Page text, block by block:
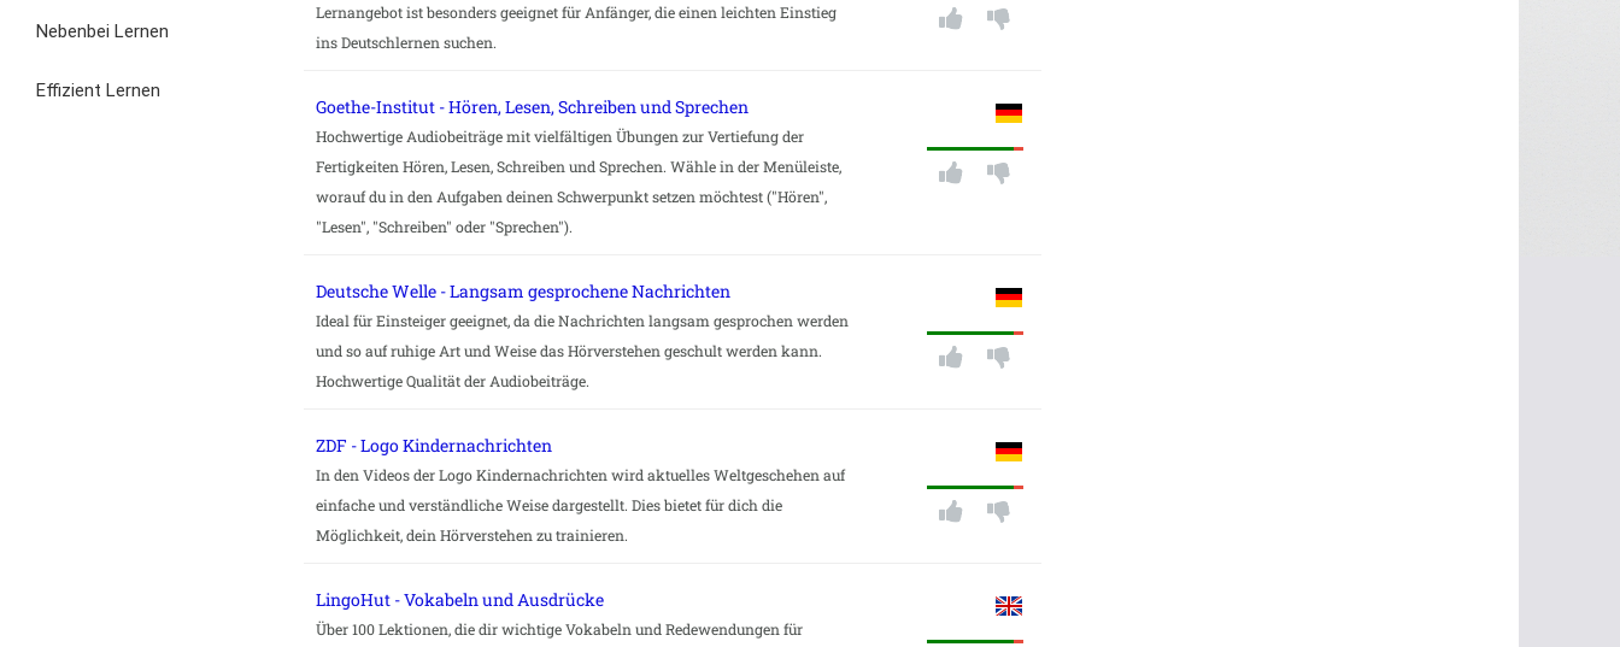
Lernangebot ist besonders geeignet für Anfänger, die einen leichten Einstieg
ins Deutschlernen suchen.
Goethe-Institut - Hören, Lesen, Schreiben und Sprechen
Hochwertige Audiobeiträge mit vielfältigen Übungen zur Vertiefung der
Fertigkeiten Hören, Lesen, Schreiben und Sprechen. Wähle in der Menüleiste,
worauf du in den Aufgaben deinen Schwerpunkt setzen möchtest ("Hören",
"Lesen", "Schreiben" oder "Sprechen").
Deutsche Welle - Langsam gesprochene Nachrichten
Ideal für Einsteiger geeignet, da die Nachrichten langsam gesprochen werden
und so auf ruhige Art und Weise das Hörverstehen geschult werden kann.
Hochwertige Qualität der Audiobeiträge.
ZDF - Logo Kindernachrichten
In den Videos der Logo Kindernachrichten wird aktuelles Weltgeschehen auf
einfache und verständliche Weise dargestellt. Dies bietet für dich die
Möglichkeit, dein Hörverstehen zu trainieren.
LingoHut - Vokabeln und Ausdrücke
Über 100 Lektionen, die dir wichtige Vokabeln und Redewendungen für
Nebenbei Lernen
Effizient Lernen